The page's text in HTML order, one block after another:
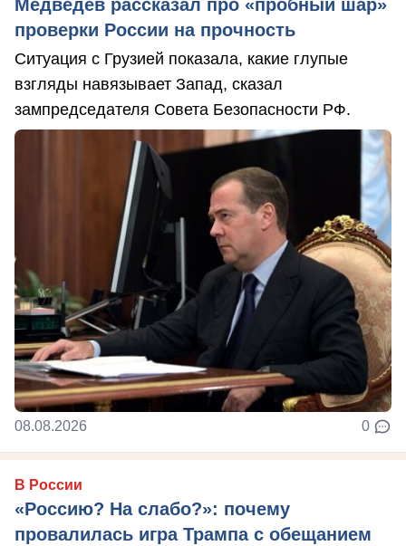
Медведев рассказал про «пробный шар»
проверки России на прочность
Ситуация с Грузией показала, какие глупые
взгляды навязывает Запад, сказал
зампредседателя Совета Безопасности РФ.
08.08.2026 0
В России
«Россию? На слабо?»: почему
провалилась игра Трампа с обещанием